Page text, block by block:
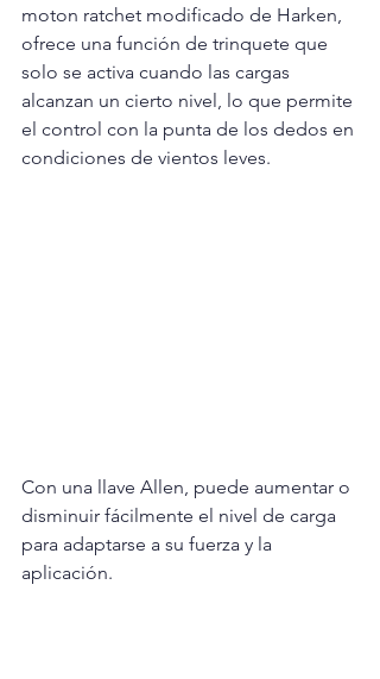
moton ratchet modificado de Harken,
ofrece una función de trinquete que
solo se activa cuando las cargas
alcanzan un cierto nivel, lo que permite
el control con la punta de los dedos en
condiciones de vientos leves.
Con una llave Allen, puede aumentar o
disminuir fácilmente el nivel de carga
para adaptarse a su fuerza y la
aplicación.